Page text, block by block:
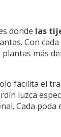
donde las
Con
más
facilita el
luzca
Cada